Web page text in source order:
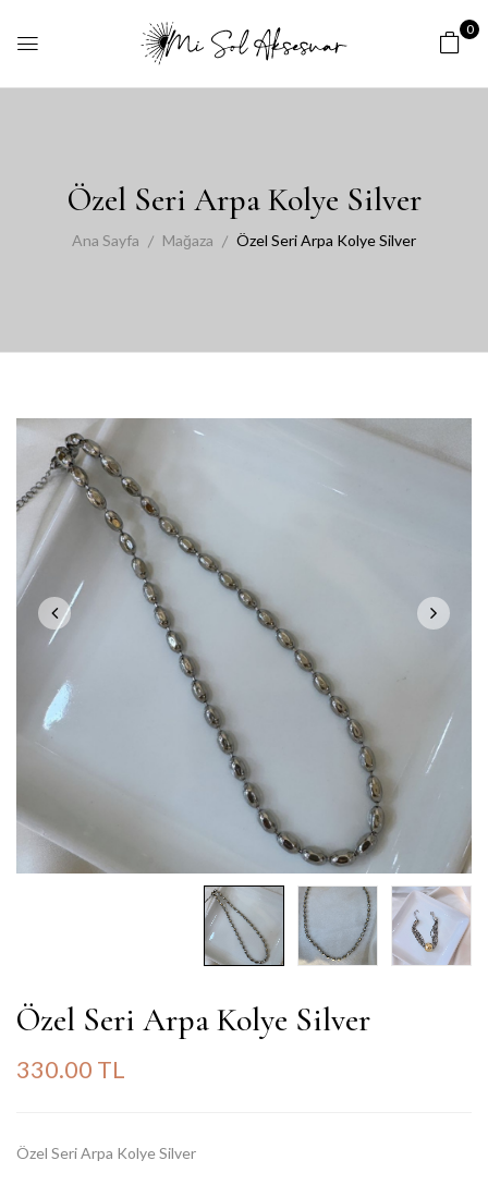
0
Özel Seri Arpa Kolye Silver
Ana Sayfa Mağaza Özel Seri Arpa Kolye Silver
Özel Seri Arpa Kolye Silver
330.00 TL
Özel Seri Arpa Kolye Silver